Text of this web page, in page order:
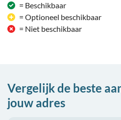
= Beschikbaar
= Optioneel beschikbaar
= Niet beschikbaar
Vergelijk de beste
jouw adres